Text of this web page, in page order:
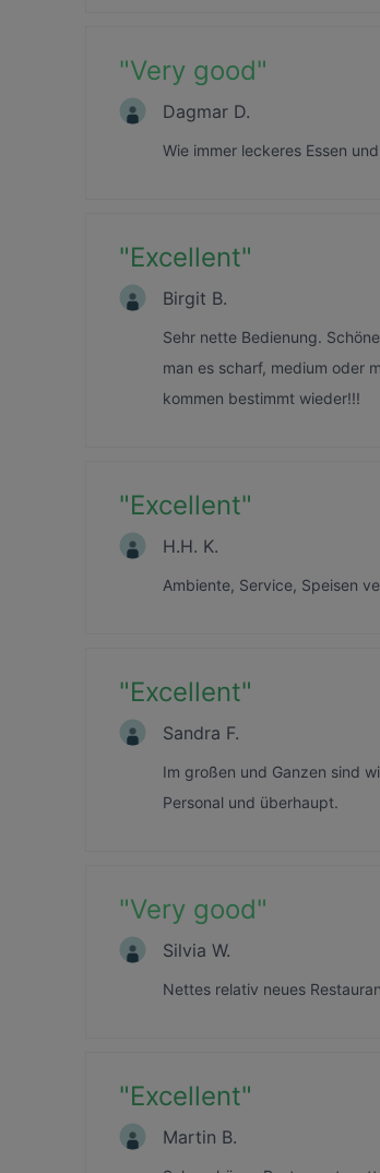
"Very good"
Dagmar D.
Wie immer leckeres Essen
"Excellent"
Birgit B.
Sehr nette Bedienung.
man es scharf, medium oder
kommen bestimmt wieder!!!
"Excellent"
H.H. K.
Ambiente, Service, Speisen
"Excellent"
Sandra F.
Im großen und Ganzen sind
Personal und überhaupt.
"Very good"
Silvia W.
Nettes relativ neues
"Excellent"
Martin B.